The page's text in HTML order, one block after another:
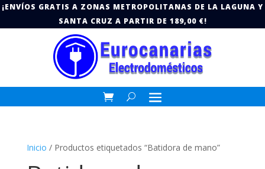
¡ENVÍOS GRATIS A ZONAS METROPOLITANAS DE LA LAGUNA Y
SANTA CRUZ A PARTIR DE 189,00 €!
Inicio / Productos etiquetados “Batidora de mano”